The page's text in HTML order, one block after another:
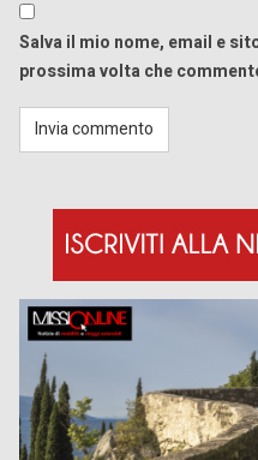
Salva il mio nome, email e
prossima volta che